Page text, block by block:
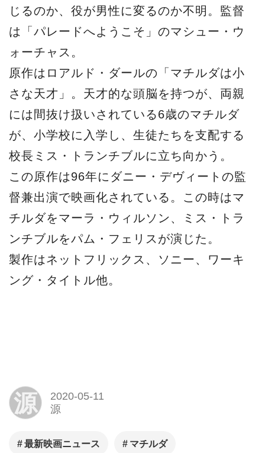
じるのか、役が男性に変るのか不明。監督
は「パレードへようこそ」のマシュー・ウ
ォーチャス。
原作はロアルド・ダールの「マチルダは小
さな天才」。天才的な頭脳を持つが、両親
には間抜け扱いされている6歳のマチルダ
が、小学校に入学し、生徒たちを支配する
校長ミス・トランチブルに立ち向かう。
この原作は96年にダニー・デヴィートの監
督兼出演で映画化されている。この時はマ
チルダをマーラ・ウィルソン、ミス・トラ
ンチブルをパム・フェリスが演じた。
製作はネットフリックス、ソニー、ワーキ
ング・タイトル他。
源
2020-05-11
源
最新映画ニュース マチルダ